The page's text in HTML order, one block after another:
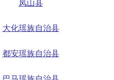
凤山县
大化瑶族自治县
都安瑶族自治县